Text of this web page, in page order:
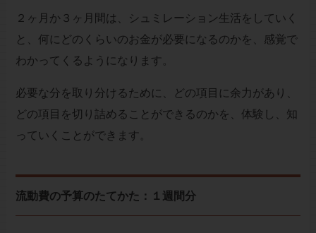
２ヶ月か３ヶ月間は、シュミレーション生活をしていく
と、何にどのくらいのお金が必要になるのかを、感覚で
わかってくるようになります。
必要な分を取り分けるために、どの項目に余力があり、
どの項目を切り詰めることができるのかを、体験し、知
っていくことができます。
流動費の予算のたてかた：１週間分